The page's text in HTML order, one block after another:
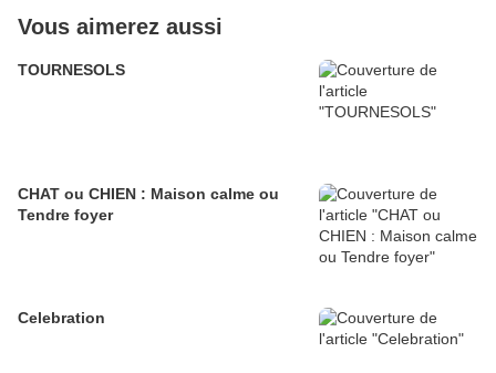
Vous aimerez aussi
TOURNESOLS
CHAT ou CHIEN : Maison calme ou
Tendre foyer
Celebration